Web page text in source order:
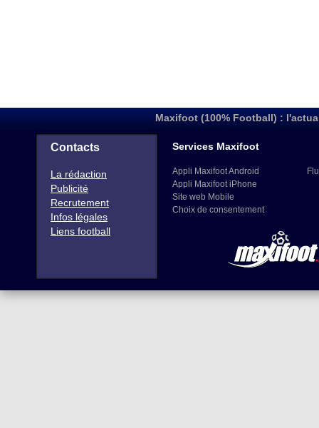
Maxifoot (100% Football) :
Contacts
La rédaction
Publicité
Recrutement
Infos légales
Liens football
Services Maxifoot
Appli Maxifoot Android
Appli Maxifoot iPhone
Site web Mobile
Choix de consentement